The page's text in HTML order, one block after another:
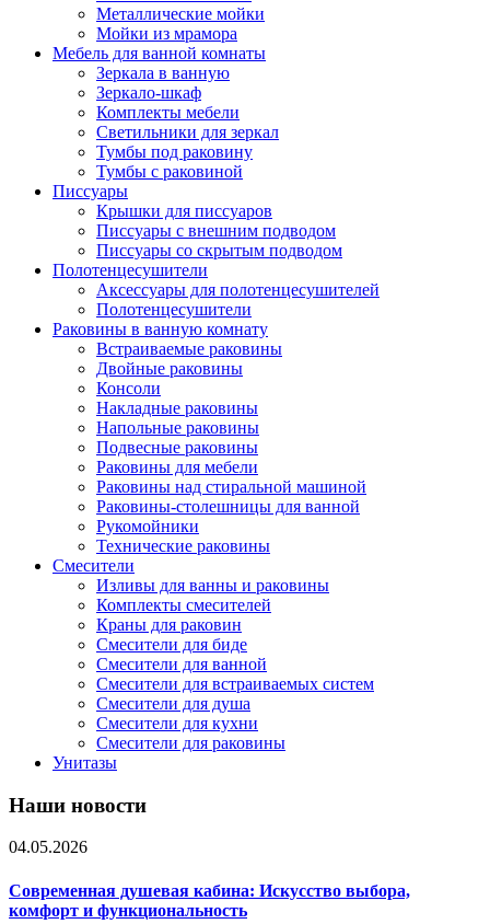
Металлические мойки
Мойки из мрамора
Мебель для ванной комнаты
Зеркала в ванную
Зеркало-шкаф
Комплекты мебели
Светильники для зеркал
Тумбы под раковину
Тумбы с раковиной
Писсуары
Крышки для писсуаров
Писсуары с внешним подводом
Писсуары со скрытым подводом
Полотенцесушители
Аксессуары для полотенцесушителей
Полотенцесушители
Раковины в ванную комнату
Встраиваемые раковины
Двойные раковины
Консоли
Накладные раковины
Напольные раковины
Подвесные раковины
Раковины для мебели
Раковины над стиральной машиной
Раковины-столешницы для ванной
Рукомойники
Технические раковины
Смесители
Изливы для ванны и раковины
Комплекты смесителей
Краны для раковин
Смесители для биде
Смесители для ванной
Смесители для встраиваемых систем
Смесители для душа
Смесители для кухни
Смесители для раковины
Унитазы
Наши новости
04.05.2026
Современная душевая кабина: Искусство выбора,
комфорт и функциональность